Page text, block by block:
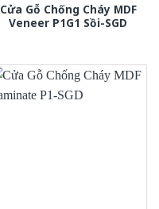
Cửa Gỗ Chống Cháy MDF
Veneer P1G1 Sồi-SGD